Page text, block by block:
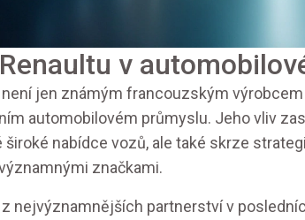
v
není jen známým francouzským
automobilovém průmyslu. Jeho vliv
široké nabídce vozů, ale také skrze
značkami.
nejvýznamnějších partnerství v